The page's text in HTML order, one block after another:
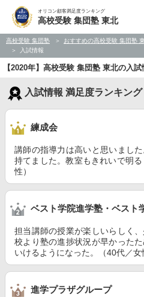
オリコン顧客満足度ランキング
高校受験 集団塾 東北
高校受験 集団塾 おすすめの高校受験 集団塾
入試情報
【2020年】高校受験 集団塾 東北の入
入試情報 満足度ランキング
練成会
講師の指導力は高いと思いまし
持てました。教室もきれいで明
性）
ベスト学院進学塾・ベスト
担当講師の授業が楽しいらしく
校より塾の進捗状況が早かった
いけるようになった。（40代／女
進学プラザグループ